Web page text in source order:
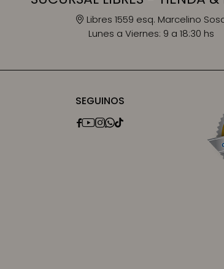
SEGUINOS

Libres 1559 esq. Marcelino
Lunes a Viernes: 9 a 18:30 hs